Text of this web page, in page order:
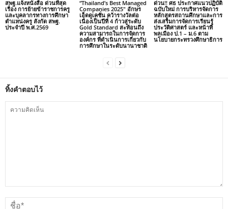
สพฐ.แจ้งหนังสือ ด่วนที่สุด
เรื่อง การย้ายข้าราชการครู
และบุคลากรทางการศึกษา
ตำแหน่งครู สังกัด สพฐ.
ประจำปี พ.ศ.2569
“Thailand’s Best Managed
Companies 2025″ อักษร
เอ็ดดูเคชั่น คว้ารางวัลต่อ
เนื่องเป็นปีที่ 4 ก้าวสู่ระดับ
Gold Standard สะท้อนถึง
ความสามารถในการจัดการ
องค์กร ที่ดำเนินการเกี่ยวกับ
การศึกษาในระดับนานาชาติ
ด่วน!! ศธ ประกาศแนวปฏิบัติ
ฉบับใหม่ การบริหารจัดการ
หลักสูตรสถานศึกษาและการ
ส่งเสริมการจัดการเรียนรู้
ประวัติศาสตร์ และหน้าที่
พลเมือง ป.1 – ม.6 ตาม
นโยบายกระทรวงศึกษาธิการ
ทิ้งคำตอบไว้